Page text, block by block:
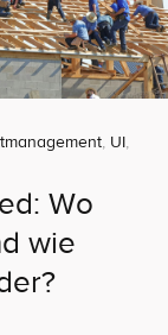
, UI,
Wo
wie